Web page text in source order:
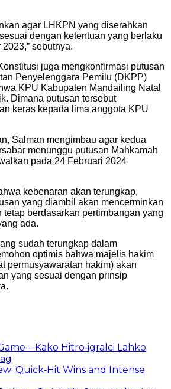
agar LHKPN yang diserahkan
dengan ketentuan yang berlaku
sebutnya.
juga mengkonfirmasi putusan
Penyelenggara Pemilu (DKPP)
KPU Kabupaten Mandailing Natal
Dimana putusan tersebut
keras kepada lima anggota KPU
Salman mengimbau agar kedua
menunggu putusan Mahkamah
pada 24 Februari 2024
kebenaran akan terungkap,
yang diambil akan mencerminkan
tetap berdasarkan pertimbangan yang
ada.
sudah terungkap dalam
optimis bahwa majelis hakim
permusyawaratan hakim) akan
yang sesuai dengan prinsip
– Kako Hitro‑igralci Lahko
Quick‑Hit Wins and Intense